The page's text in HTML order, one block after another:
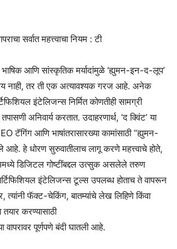
सर्वात महत्त्वाचा नियम : टी
भाषिक आणि सांस्कृतिक मर्यादांमुळे ‘ह्युमन-इन-द-लूप’
नाही, तर ती एक अत्यावश्यक गरज आहे. अनेक
इंटेलिजन्स निर्मित कोणतीही सामग्री
अनिवार्य करतात. उदाहरणार्थ, ‘द क्विंट’ या
टॅगिंग आणि भाषांतरासारख्या कामांसाठी “ह्युमन-
हे धोरण सुरुवातीलाच लागू करणे महत्त्वाचे होते,
डिजिटल गोष्टींबद्दल उत्सुक असलेले तरुण
इंटेलिजन्स टूल्स उपलब्ध होताच ते वापरून
त्यांनी फॅक्ट-चेकिंग, बातम्यांचे लेख लिहिणे किंवा
करण्यासाठी
पूर्णपणे बंदी घातली आहे.